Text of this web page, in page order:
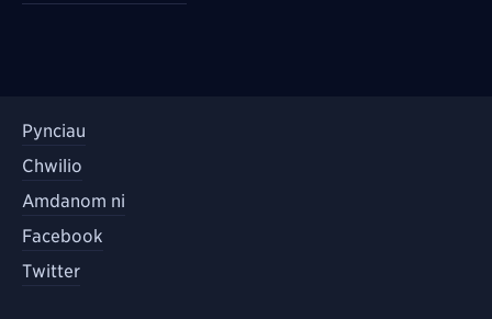
Pynciau
Chwilio
Amdanom ni
Facebook
Twitter